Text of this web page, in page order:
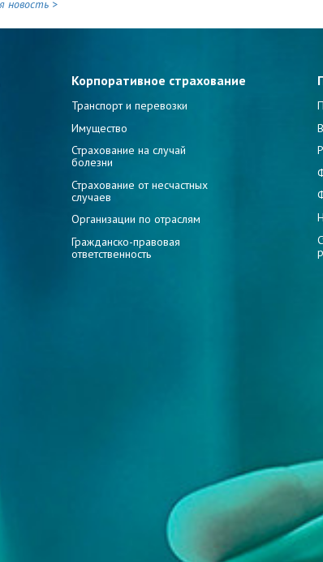
новость >
Корпоративное страхование
Транспорт и перевозки
Имущество
Страхование на случай
болезни
Страхование от несчастных
случаев
Организации по отраслям
Гражданско-правовая
ответственность